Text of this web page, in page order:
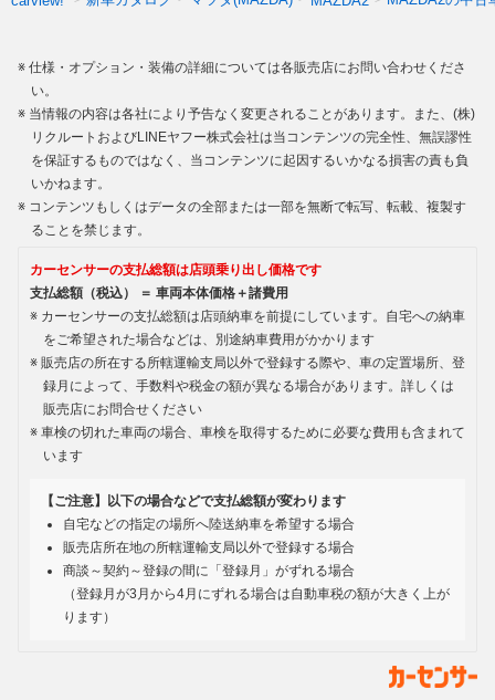
仕様・オプション・装備の詳細については各販売店にお問い合わせくださ
い。
当情報の内容は各社により予告なく変更されることがあります。また、(株)
リクルートおよびLINEヤフー株式会社は当コンテンツの完全性、無誤謬性
を保証するものではなく、当コンテンツに起因するいかなる損害の責も負
いかねます。
コンテンツもしくはデータの全部または一部を無断で転写、転載、複製す
ることを禁じます。
カーセンサーの支払総額は店頭乗り出し価格です
支払総額（税込） ＝ 車両本体価格＋諸費用
カーセンサーの支払総額は店頭納車を前提にしています。自宅への納車
をご希望された場合などは、別途納車費用がかかります
販売店の所在する所轄運輸支局以外で登録する際や、車の定置場所、登
録月によって、手数料や税金の額が異なる場合があります。詳しくは
販売店にお問合せください
車検の切れた車両の場合、車検を取得するために必要な費用も含まれて
います
【ご注意】以下の場合などで支払総額が変わります
自宅などの指定の場所へ陸送納車を希望する場合
販売店所在地の所轄運輸支局以外で登録する場合
商談～契約～登録の間に「登録月」がずれる場合
（登録月が3月から4月にずれる場合は自動車税の額が大きく上が
ります）